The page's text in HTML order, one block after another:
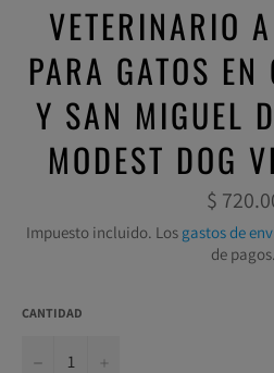
VETERINARIO
PARA GATOS EN
Y SAN MIGUEL
MODEST DOG
Precio
habitual
$
Impuesto incluido. Los gastos de
de pagos.
CANTIDAD
−